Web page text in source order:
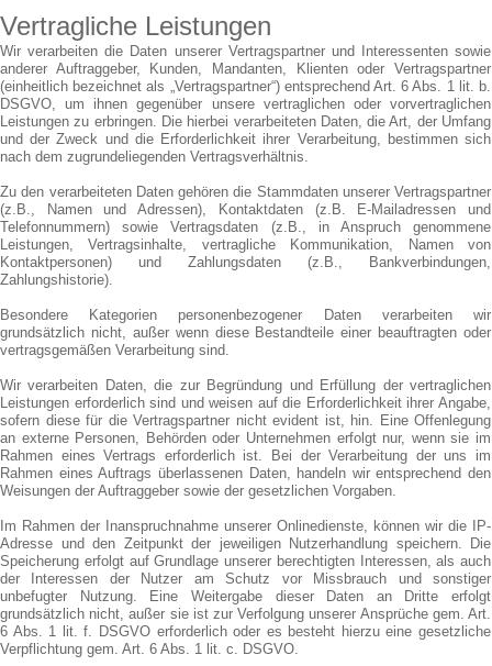
Vertragliche Leistungen
Wir verarbeiten die Daten unserer Vertragspartner und Interessenten sowie
anderer Auftraggeber, Kunden, Mandanten, Klienten oder Vertragspartner
(einheitlich bezeichnet als „Vertragspartner“) entsprechend Art. 6 Abs. 1 lit. b.
DSGVO, um ihnen gegenüber unsere vertraglichen oder vorvertraglichen
Leistungen zu erbringen. Die hierbei verarbeiteten Daten, die Art, der Umfang
und der Zweck und die Erforderlichkeit ihrer Verarbeitung, bestimmen sich
nach dem zugrundeliegenden Vertragsverhältnis.
Zu den verarbeiteten Daten gehören die Stammdaten unserer Vertragspartner
(z.B., Namen und Adressen), Kontaktdaten (z.B. E-Mailadressen und
Telefonnummern) sowie Vertragsdaten (z.B., in Anspruch genommene
Leistungen, Vertragsinhalte, vertragliche Kommunikation, Namen von
Kontaktpersonen) und Zahlungsdaten (z.B., Bankverbindungen,
Zahlungshistorie).
Besondere Kategorien personenbezogener Daten verarbeiten wir
grundsätzlich nicht, außer wenn diese Bestandteile einer beauftragten oder
vertragsgemäßen Verarbeitung sind.
Wir verarbeiten Daten, die zur Begründung und Erfüllung der vertraglichen
Leistungen erforderlich sind und weisen auf die Erforderlichkeit ihrer Angabe,
sofern diese für die Vertragspartner nicht evident ist, hin. Eine Offenlegung
an externe Personen, Behörden oder Unternehmen erfolgt nur, wenn sie im
Rahmen eines Vertrags erforderlich ist. Bei der Verarbeitung der uns im
Rahmen eines Auftrags überlassenen Daten, handeln wir entsprechend den
Weisungen der Auftraggeber sowie der gesetzlichen Vorgaben.
Im Rahmen der Inanspruchnahme unserer Onlinedienste, können wir die IP-
Adresse und den Zeitpunkt der jeweiligen Nutzerhandlung speichern. Die
Speicherung erfolgt auf Grundlage unserer berechtigten Interessen, als auch
der Interessen der Nutzer am Schutz vor Missbrauch und sonstiger
unbefugter Nutzung. Eine Weitergabe dieser Daten an Dritte erfolgt
grundsätzlich nicht, außer sie ist zur Verfolgung unserer Ansprüche gem. Art.
6 Abs. 1 lit. f. DSGVO erforderlich oder es besteht hierzu eine gesetzliche
Verpflichtung gem. Art. 6 Abs. 1 lit. c. DSGVO.